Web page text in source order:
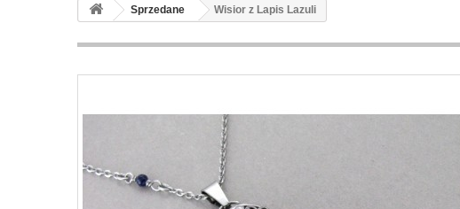
Sprzedane Wisior z Lapis Lazuli